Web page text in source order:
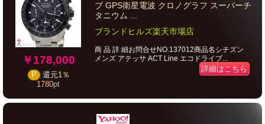
￥178,000
P 還元1％
1780pt
ブ GPS衛星電波 クロノグラフ スーパーチ
タニウム ...
ブランドヒルズ楽天市場店
商 品 詳 細お問合せNO.137012商品名シチズン
メンズ アテッサ ACT Line エコドライブ...
詳細はこちら